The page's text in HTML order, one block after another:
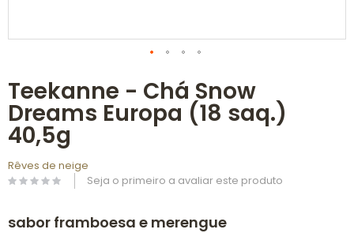
para
o
início
da
Galeria
imagens
Teekanne - Chá Snow
Dreams Europa (18 saq.)
40,5g
Rêves de neige
Seja o primeiro a avaliar este produto
sabor framboesa e merengue